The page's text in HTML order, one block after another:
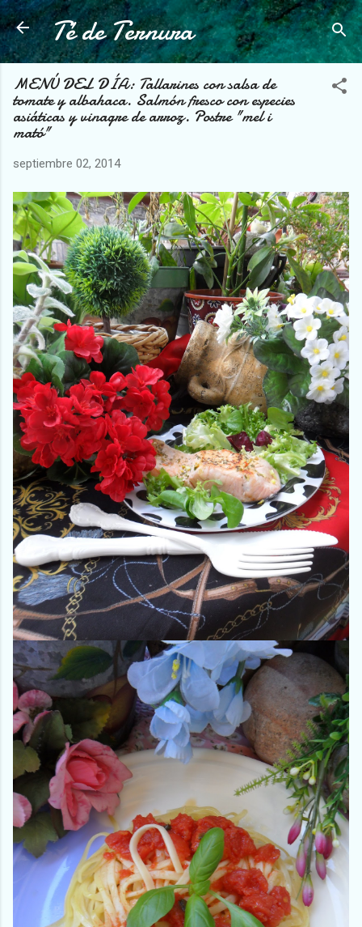
Ir al contenido principal
Té de Ternura
MENÚ DEL DÍA: Tallarines con salsa de
tomate y albahaca. Salmón fresco con especies
asiáticas y vinagre de arroz. Postre "mel i
mató"
septiembre 02, 2014